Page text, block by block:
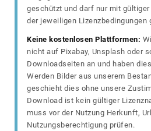
geschützt und darf nur mit
der jeweiligen Lizenzbedingungen
Keine kostenlosen Plattformen:
nicht auf Pixabay, Unsplash oder
Downloadseiten an und haben
Werden Bilder aus unserem
geschieht dies ohne unsere
Download ist kein gültiger
muss vor der Nutzung Herkunft,
Nutzungsberechtigung prüfen.